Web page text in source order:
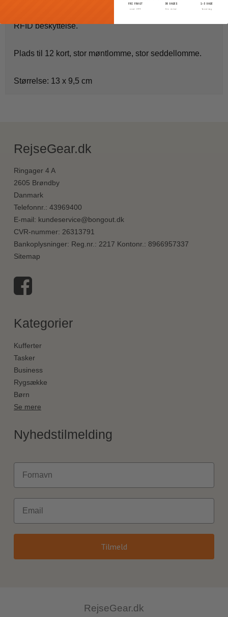
RFID beskyttelse.
Plads til 12 kort, stor møntlomme, stor seddellomme.
Størrelse: 13 x 9,5 cm
RejseGear.dk
Ringager 4 A
2605 Brøndby
Danmark
Telefonnr.: 43969400
E-mail: kundeservice@bongout.dk
CVR-nummer: 26313791
Bankoplysninger: Reg.nr.: 2217 Kontonr.: 8966957337
Sitemap
Kategorier
Kufferter
Tasker
Business
Rygsække
Børn
Se mere
Nyhedstilmelding
Fornavn
Email
Tilmeld
RejseGear.dk
FRI FRAGT
over 399
30 DAGES
fri retur
1–3 DAGE
levering